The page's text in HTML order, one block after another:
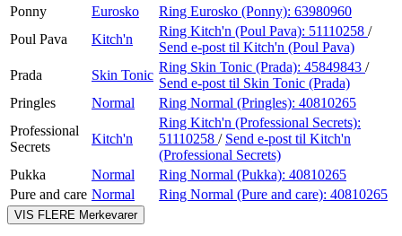
Ponny
Eurosko Ring Eurosko (Ponny): 63980960
Poul Pava
Kitch'n
Ring Kitch'n (Poul Pava): 51110258 /
Send e-post til Kitch'n (Poul Pava)
Prada
Skin Tonic
Ring Skin Tonic (Prada): 45849843 /
Send e-post til Skin Tonic (Prada)
Pringles
Normal Ring Normal (Pringles): 40810265
Professional
Secrets
Kitch'n
Ring Kitch'n (Professional Secrets):
51110258 / Send e-post til Kitch'n
(Professional Secrets)
Pukka
Normal Ring Normal (Pukka): 40810265
Pure and care Normal Ring Normal (Pure and care): 40810265
VIS FLERE Merkevarer